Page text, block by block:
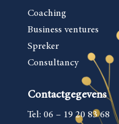
Coaching
Business ventures
Spreker
Consultancy
Contactgegevens
Tel: 06 – 19 20 83 68